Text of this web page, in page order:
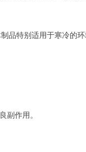
品特别适用于寒冷的环
副作用。